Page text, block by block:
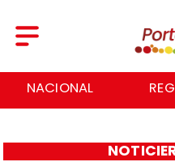
NACIONAL